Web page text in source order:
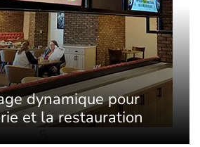
dynamique pour
et la restauration
5